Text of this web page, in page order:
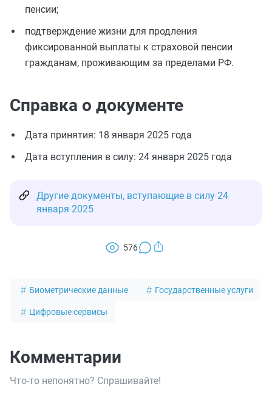
пенсии;
подтверждение жизни для продления
фиксированной выплаты к страховой пенсии
гражданам, проживающим за пределами РФ.
Справка о документе
Дата принятия: 18 января 2025 года
Дата вступления в силу: 24 января 2025 года
Другие документы, вступающие в силу 24
января 2025
576
Биометрические данные Государственные услуги
Цифровые сервисы
Комментарии
Что-то непонятно? Спрашивайте!